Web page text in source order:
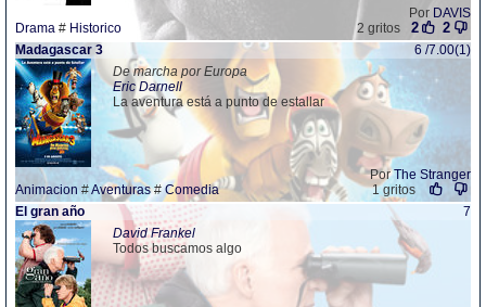
Por DAVIS
Drama # Historico 2 2
2 gritos
Madagascar 3
6 /7.00(1)
De marcha por Europa
Eric Darnell
La aventura está a punto de estallar
PorThe Stranger
Animacion #Aventuras#Comedia
1 gritos
El gran año
7
David Frankel
Todos buscamos algo